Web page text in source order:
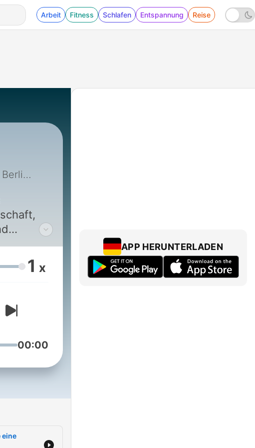
Arbeit Fitness Schlafen Entspannung Reise
radio3 (Rundfunk Berlin-Brandenburg)
1 x
00:00
eine
APP HERUNTERLADEN